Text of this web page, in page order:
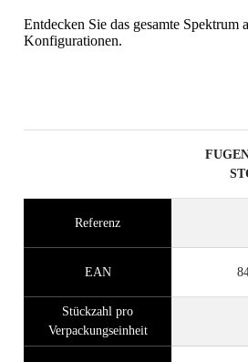
Entdecken Sie das gesamte Spektrum
Konfigurationen.
Referenz
EAN
Stückzahl pro
Verpackungseinheit